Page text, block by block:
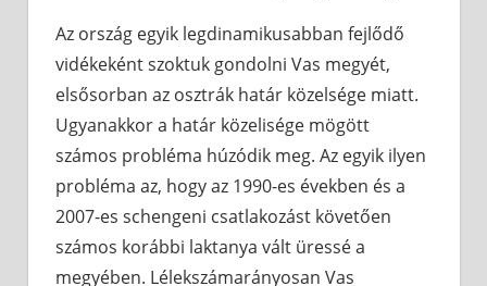
Az ország egyik legdinamikusabban fejlődő
vidékeként szoktuk gondolni Vas megyét,
elsősorban az osztrák határ közelsége miatt.
Ugyanakkor a határ közelisége mögött
számos probléma húzódik meg. Az egyik ilyen
probléma az, hogy az 1990-es években és a
2007-es schengeni csatlakozást követően
számos korábbi laktanya vált üressé a
megyében. Lélekszámarányosan Vas